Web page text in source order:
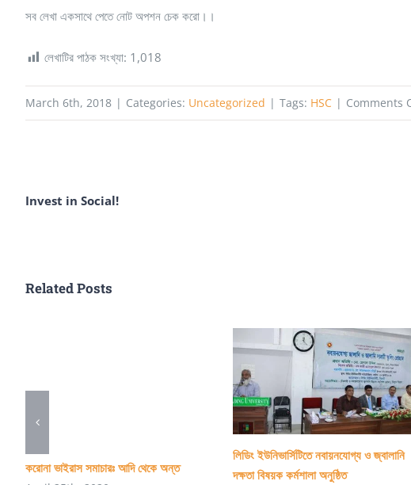
সব লেখা একসাথে পেতে নোট অপশন চেক করো।।
লেখাটির পাঠক সংখ্যা: 1,018
March 6th, 2018 | Categories: Uncategorized | Tags: HSC | Comments
Invest in Social!
Related Posts
করোনা ভাইরাস সমাচারঃ আদি থেকে অন্ত
লিডিং ইউনিভার্সিটিতে নবায়নযোগ্য ও জ্বালানি
দক্ষতা বিষয়ক কর্মশালা অনুষ্ঠিত